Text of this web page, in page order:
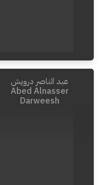
-
2021
عبد الناصر درويش
Abed Alnasser
Darweesh